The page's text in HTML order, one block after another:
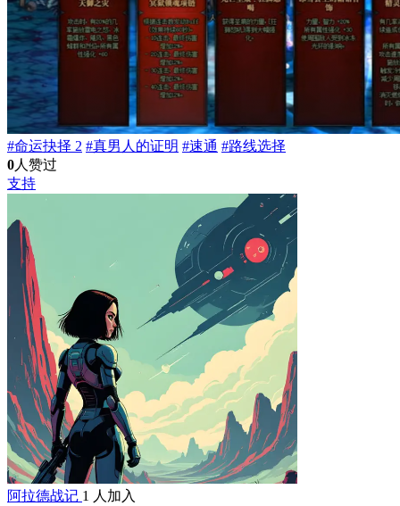
#命运抉择 2 #真男人的证明 #速通 #路线选择
0人赞过
支持
阿拉德战记 1 人加入